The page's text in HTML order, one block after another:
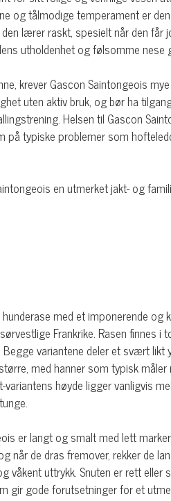
og tålmodige temperament er
lærer raskt, spesielt når den
utholdenhet og følsomme
krever Gascon Saintongeois
uten aktiv bruk, og bør ha
Helsen til Gascon
typiske problemer som
en utmerket jakt- og
med et imponerende
Frankrike. Rasen finnes i
variantene deler et svært
med hanner som typisk
variantens høyde ligger vanligvis
er langt og smalt med lett
når de dras fremover, rekker de
våkent uttrykk. Snuten er rett
gir gode forutsetninger for et